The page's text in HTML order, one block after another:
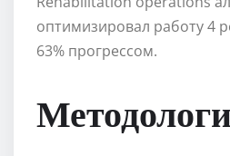
оптимизировал работу 4
63% прогрессом.